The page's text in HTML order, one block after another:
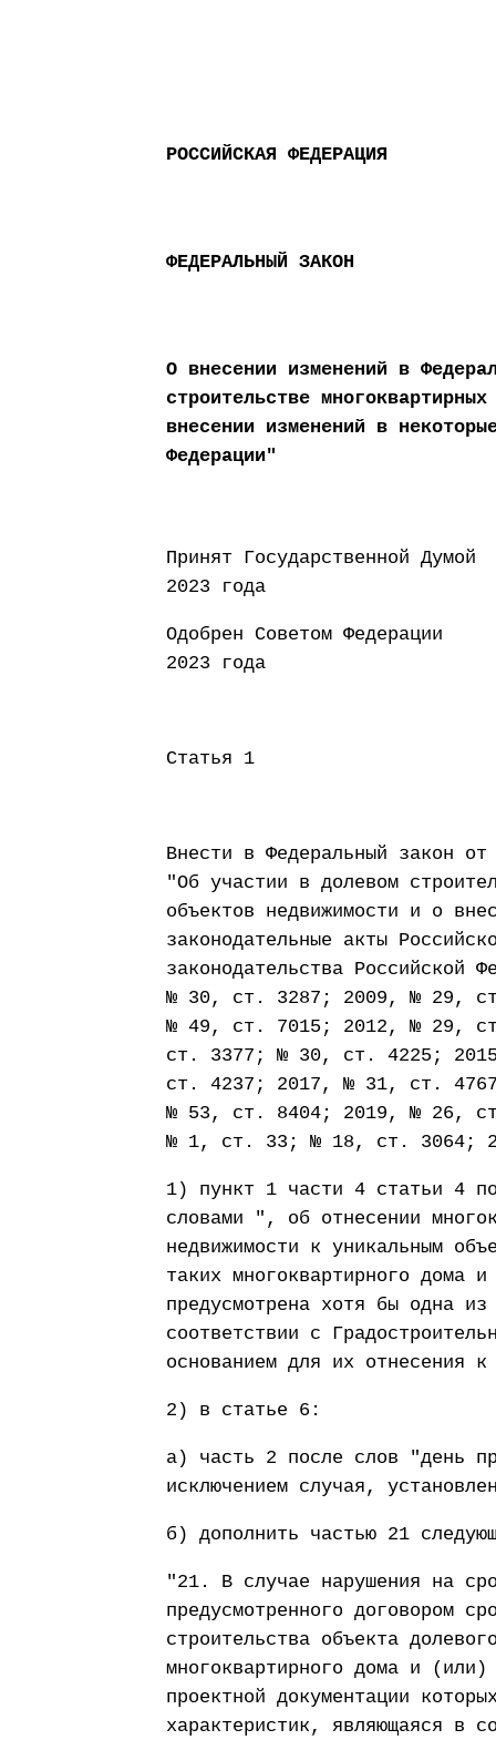
РОССИЙСКАЯ ФЕДЕРАЦИЯ
ФЕДЕРАЛЬНЫЙ ЗАКОН
О внесении изменений в
строительстве
внесении изменений в
Федерации"
Принят
2023 года
Одобрен
2023 года
Статья 1
Внести в Федеральный закон
"Об участии в долевом
объектов недвижимости и о
законодательные акты
законодательства
№ 30, ст. 3287; 2009, № 29,
№ 49, ст. 7015; 2012, № 29,
ст. 3377; № 30, ст. 4225;
ст. 4237; 2017, № 31, ст.
№ 53, ст. 8404; 2019, № 26,
№ 1, ст. 33; № 18, ст. 3064;
1) пункт 1 части 4 статьи 4
словами ", об отнесении
недвижимости к уникальным
таких многоквартирного дома
предусмотрена хотя бы одна
соответствии с
основанием для их отнесения
2) в статье 6:
а) часть 2 после слов "день
исключением случая,
б) дополнить частью 21
"21. В случае нарушения на
предусмотренного договором
строительства объекта
многоквартирного дома и
проектной документации
характеристик, являющаяся в